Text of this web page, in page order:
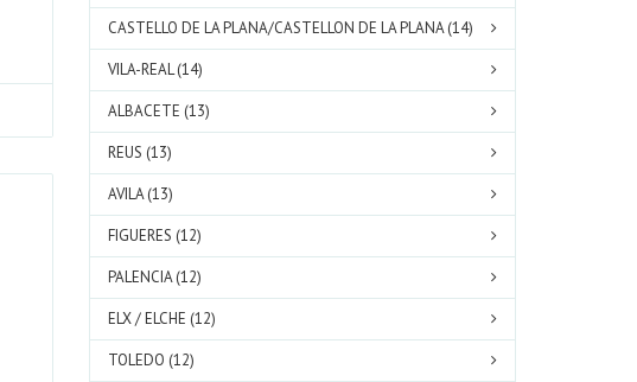
CASTELLO DE LA PLANA/CASTELLON DE LA PLANA (14)
VILA-REAL (14)
ALBACETE (13)
REUS (13)
AVILA (13)
FIGUERES (12)
PALENCIA (12)
ELX / ELCHE (12)
TOLEDO (12)